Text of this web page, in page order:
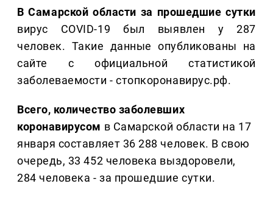
В Самарской области за прошедшие сутки
вирус COVID-19 был выявлен у 287
человек. Такие данные опубликованы на
сайте с официальной статистикой
заболеваемости - стопкоронавирус.рф.
Всего, количество заболевших
коронавирусом в Самарской области на 17
января составляет 36 288 человек. В свою
очередь, 33 452 человека выздоровели,
284 человека - за прошедшие сутки.